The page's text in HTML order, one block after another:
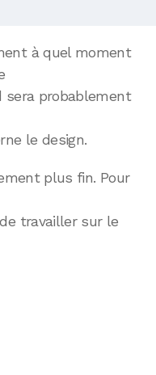
à quel moment
sera probablement
le design.
plus fin. Pour
travailler sur le